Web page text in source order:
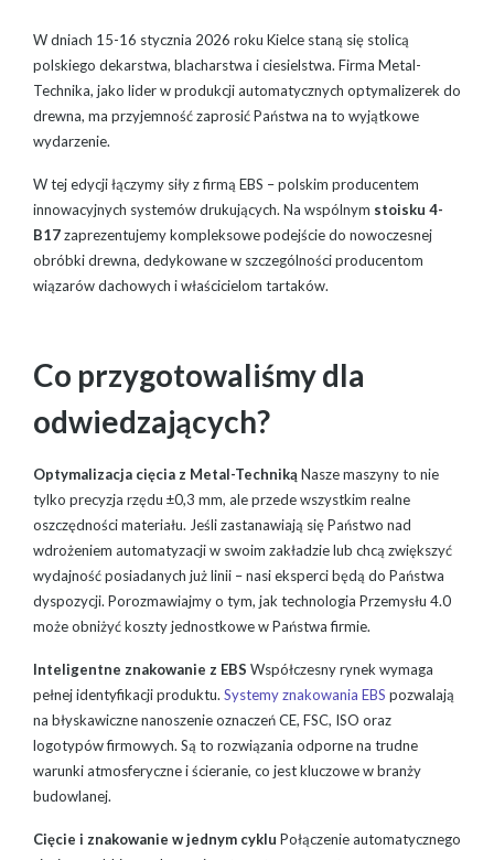
W dniach 15-16 stycznia 2026 roku Kielce staną się stolicą
polskiego dekarstwa, blacharstwa i ciesielstwa. Firma Metal-
Technika, jako lider w produkcji automatycznych optymalizerek do
drewna, ma przyjemność zaprosić Państwa na to wyjątkowe
wydarzenie.
W tej edycji łączymy siły z firmą EBS – polskim producentem
innowacyjnych systemów drukujących. Na wspólnym stoisku 4-
B17zaprezentujemy kompleksowe podejście do nowoczesnej
obróbki drewna, dedykowane w szczególności producentom
wiązarów dachowych i właścicielom tartaków.
Co przygotowaliśmy dla
odwiedzających?
Optymalizacja cięcia z Metal-Techniką Nasze maszyny to nie
tylko precyzja rzędu ±0,3 mm, ale przede wszystkim realne
oszczędności materiału. Jeśli zastanawiają się Państwo nad
wdrożeniem automatyzacji w swoim zakładzie lub chcą zwiększyć
wydajność posiadanych już linii – nasi eksperci będą do Państwa
dyspozycji. Porozmawiajmy o tym, jak technologia Przemysłu 4.0
może obniżyć koszty jednostkowe w Państwa firmie.
Inteligentne znakowanie z EBS Współczesny rynek wymaga
pełnej identyfikacji produktu. Systemy znakowania EBS pozwalają
na błyskawiczne nanoszenie oznaczeń CE, FSC, ISO oraz
logotypów firmowych. Są to rozwiązania odporne na trudne
warunki atmosferyczne i ścieranie, co jest kluczowe w branży
budowlanej.
Cięcie i znakowanie w jednym cyklu Połączenie automatycznego